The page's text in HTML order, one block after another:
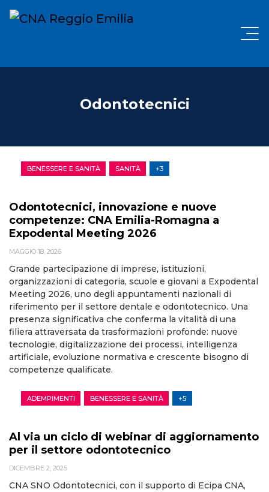
Odontotecnici
BENESSERE E SANITÀ SANITÀ +3
Odontotecnici, innovazione e nuove
competenze: CNA Emilia-Romagna a
Expodental Meeting 2026
MAGGIO 18, 2026
Grande partecipazione di imprese, istituzioni,
organizzazioni di categoria, scuole e giovani a Expodental
Meeting 2026, uno degli appuntamenti nazionali di
riferimento per il settore dentale e odontotecnico. Una
presenza significativa che conferma la vitalità di una
filiera attraversata da trasformazioni profonde: nuove
tecnologie, digitalizzazione dei processi, intelligenza
artificiale, evoluzione normativa e crescente bisogno di
competenze qualificate.
ADEMPIMENTI BENESSERE E SANITÀ +5
Al via un ciclo di webinar di aggiornamento
per il settore odontotecnico
DICEMBRE 2, 2025
CNA SNO Odontotecnici, con il supporto di Ecipa CNA,